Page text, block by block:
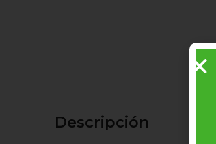
Descripción